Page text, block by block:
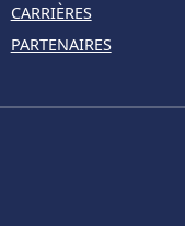
CARRIÈRES
PARTENAIRES